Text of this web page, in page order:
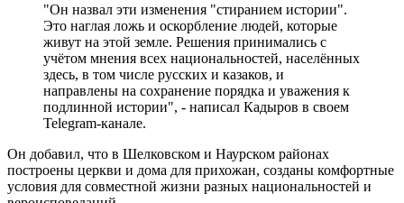
"Он назвал эти изменения "стиранием истории".
Это наглая ложь и оскорбление людей, которые
живут на этой земле. Решения принимались с
учётом мнения всех национальностей, населённых
здесь, в том числе русских и казаков, и
направлены на сохранение порядка и уважения к
подлинной истории", - написал Кадыров в своем
Telegram-канале.
Он добавил, что в Шелковском и Наурском районах
построены церкви и дома для прихожан, созданы комфортные
условия для совместной жизни разных национальностей и